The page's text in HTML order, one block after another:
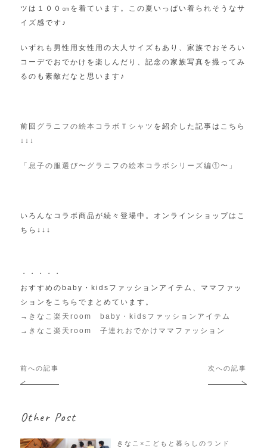
ツは１００㎝を着ています。この夏いっぱい着られそうなサ
イズ感です♪
いずれも男性用女性用の大人サイズもあり、家族でおそろい
コーデでおでかけを楽しんだり、記念の家族写真を撮ってみ
るのも素敵だなと思います♪
前回 グラニフの絵本コラボＴシャツ を紹介した記事はこちら
↓↓↓
「息子の服選び〜グラニフの絵本コラボシリーズ編①〜」
いろんなコラボ商品が続々登場中。オンラインショップはこ
ちら↓↓↓
・・・・・
おすすめのbaby・kidsファッションアイテム、ママファッ
ションをこちらでまとめています。
→ きなこ楽天room baby・kidsファッションアイテム
→ きなこ楽天room 子連れおでかけママファッション
投
稿
ゲ
シ
前への記事 次への記事
Other Post
きなこ×こどもと暮らしのランド